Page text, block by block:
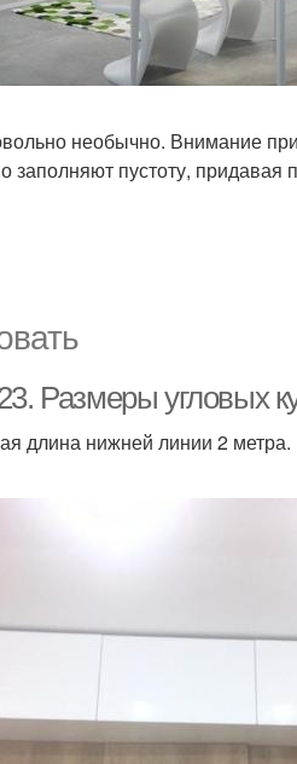
необычно. Внимание
заполняют пустоту,
Размеры угловых
длина нижней линии 2